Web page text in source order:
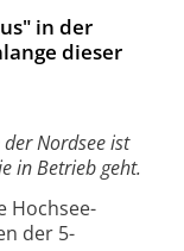
in der
dieser
Nordsee ist
in Betrieb geht.
Hochsee-
der 5-